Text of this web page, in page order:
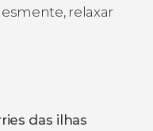
relaxar
das ilhas